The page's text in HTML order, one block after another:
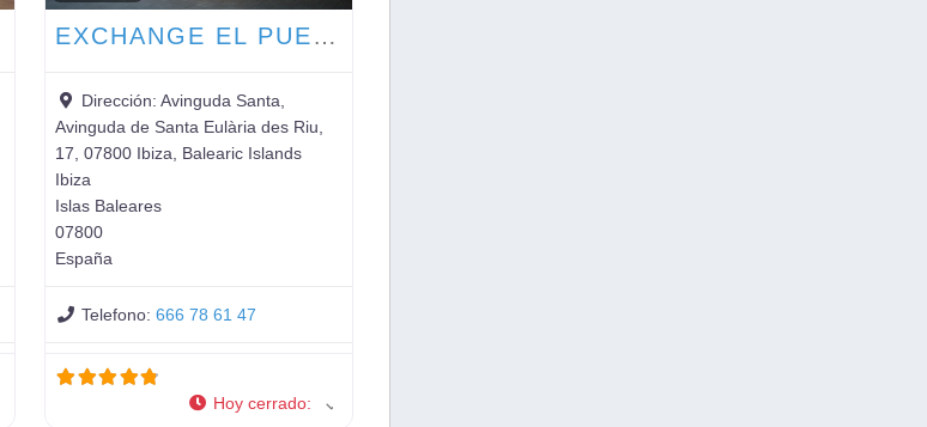
EXCHANGE EL PUERTO
Dirección: Avinguda Santa,
Avinguda de Santa Eulària des Riu,
17, 07800 Ibiza, Balearic Islands
Ibiza
Islas Baleares
07800
España
Telefono: 666 78 61 47
Hoy cerrado: